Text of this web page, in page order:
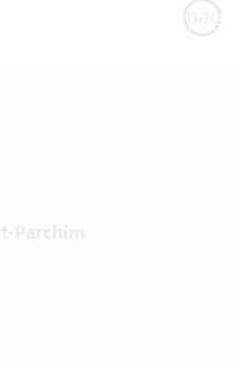
nach
oben
Parchim